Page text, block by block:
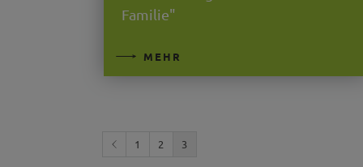
Familie"
MEHR
1 2 3